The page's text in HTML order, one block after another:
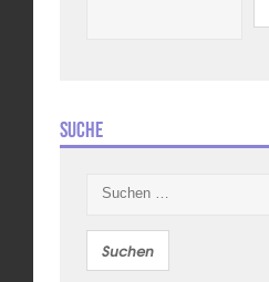
Suche
nach: